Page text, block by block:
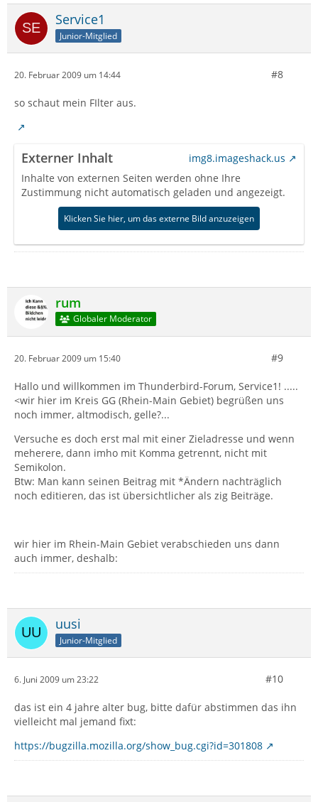
Service1
Junior-Mitglied
20. Februar 2009 um 14:44 #8
so schaut mein FIlter aus.
Externer Inhalt
img8.imageshack.us
Inhalte von externen Seiten werden ohne Ihre
Zustimmung nicht automatisch geladen und angezeigt.
Klicken Sie hier, um das externe Bild anzuzeigen
rum
Globaler Moderator
20. Februar 2009 um 15:40 #9
Hallo und willkommen im Thunderbird-Forum, Service1! .....
<wir hier im Kreis GG (Rhein-Main Gebiet) begrüßen uns
noch immer, altmodisch, gelle?...
Versuche es doch erst mal mit einer Zieladresse und wenn
meherere, dann imho mit Komma getrennt, nicht mit
Semikolon.
Btw: Man kann seinen Beitrag mit *Ändern nachträglich
noch editieren, das ist übersichtlicher als zig Beiträge.
wir hier im Rhein-Main Gebiet verabschieden uns dann
auch immer, deshalb:
uusi
Junior-Mitglied
6. Juni 2009 um 23:22 #10
das ist ein 4 jahre alter bug, bitte dafür abstimmen das ihn
vielleicht mal jemand fixt:
https://bugzilla.mozilla.org/show_bug.cgi?id=301808